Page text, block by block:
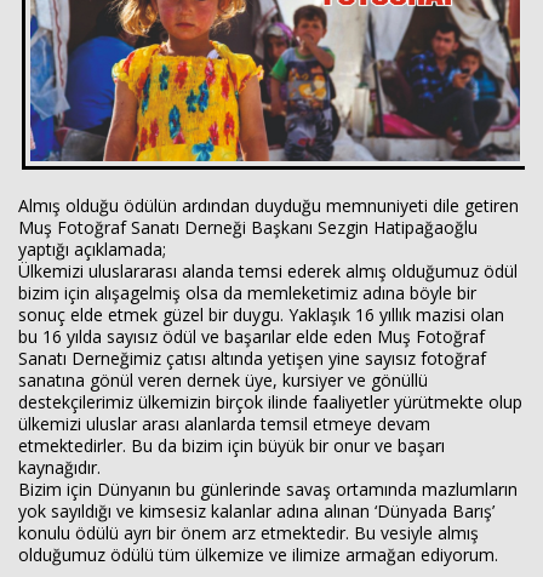
Almış olduğu ödülün ardından duyduğu memnuniyeti dile getiren
Muş Fotoğraf Sanatı Derneği Başkanı Sezgin Hatipağaoğlu
yaptığı açıklamada;
Ülkemizi uluslararası alanda temsi ederek almış olduğumuz ödül
bizim için alışagelmiş olsa da memleketimiz adına böyle bir
sonuç elde etmek güzel bir duygu. Yaklaşık 16 yıllık mazisi olan
bu 16 yılda sayısız ödül ve başarılar elde eden Muş Fotoğraf
Sanatı Derneğimiz çatısı altında yetişen yine sayısız fotoğraf
sanatına gönül veren dernek üye, kursiyer ve gönüllü
destekçilerimiz ülkemizin birçok ilinde faaliyetler yürütmekte olup
ülkemizi uluslar arası alanlarda temsil etmeye devam
etmektedirler. Bu da bizim için büyük bir onur ve başarı
kaynağıdır.
Bizim için Dünyanın bu günlerinde savaş ortamında mazlumların
yok sayıldığı ve kimsesiz kalanlar adına alınan ‘Dünyada Barış’
konulu ödülü ayrı bir önem arz etmektedir. Bu vesiyle almış
olduğumuz ödülü tüm ülkemize ve ilimize armağan ediyorum.